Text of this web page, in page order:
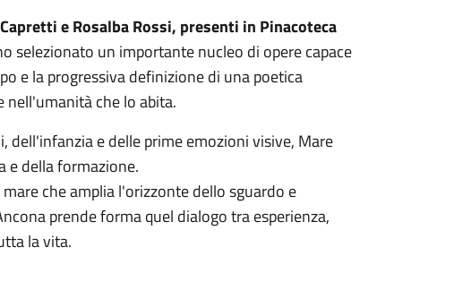
e Rosalba Rossi, presenti in Pinacoteca
selezionato un importante nucleo di opere capace
e la progressiva definizione di una poetica
nell'umanità che lo abita.
e delle prime emozioni visive, Mare
e della formazione.
che amplia l'orizzonte dello sguardo e
prende forma quel dialogo tra esperienza,
la vita.